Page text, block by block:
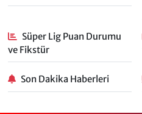
Süper Lig Puan Durumu
ve Fikstür
Son Dakika Haberleri